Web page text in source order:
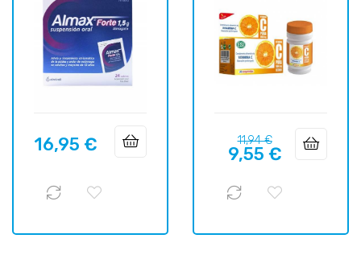
Precio
16,95 €
Precio
regular
11,94 €Precio
9,55 €